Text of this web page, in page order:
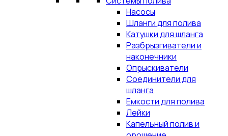
Насосы
Шланги для полива
Катушки для шланга
Разбрызгиватели и
наконечники
Опрыскиватели
Соединители для
шланга
Емкости для полива
Лейки
Капельный полив и